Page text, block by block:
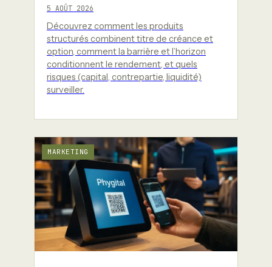
5 AOÛT 2026
Découvrez comment les produits
structurés combinent titre de créance et
option, comment la barrière et l’horizon
conditionnent le rendement, et quels
risques (capital, contrepartie, liquidité)
surveiller.
MARKETING